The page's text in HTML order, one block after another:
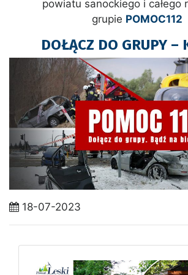
powiatu sanockiego i całego
grupie POMOC112
DOŁĄCZ DO GRUPY –
18-07-2023